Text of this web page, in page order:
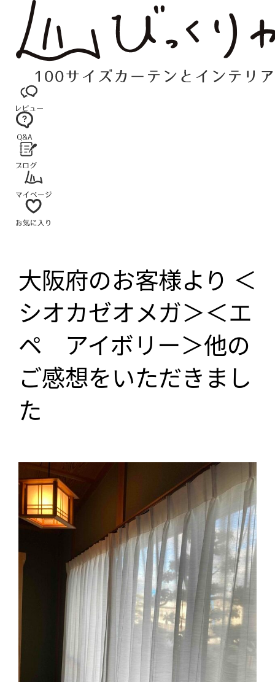
大阪府のお客様より ＜
シオカゼオメガ＞＜エ
ペ アイボリー＞他の
ご感想をいただきまし
た